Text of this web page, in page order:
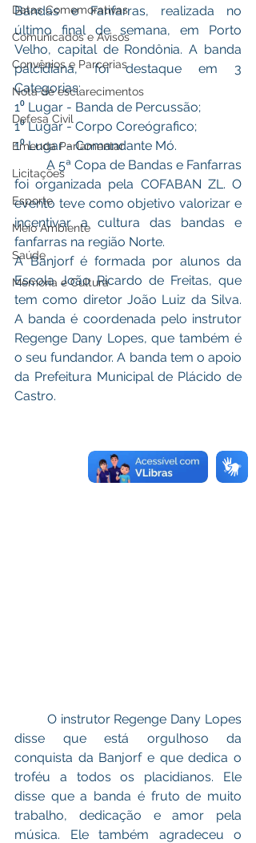
Datas Comemorativas
Comunicados e Avisos
Convênios e Parcerias
Nota de esclarecimentos
Defesa Civil
Emenda Parlamentar
Licitações
Esporte
Meio Ambiente
Saúde
Memória e Cultura
Bandas e Fanfarras, realizada no
último final de semana, em Porto
Velho, capital de Rondônia. A banda
palcidiana, foi destaque em 3
Categorias:
1⁰ Lugar - Banda de Percussão;
1⁰ Lugar - Corpo Coreógrafico;
1⁰ Lugar - Comandante Mó.
	A 5ª Copa de Bandas e Fanfarras
foi organizada pela COFABAN ZL. O
evento teve como objetivo valorizar e
incentivar a cultura das bandas e
fanfarras na região Norte.
A Banjorf é formada por alunos da
Escola João Ricardo de Freitas, que
tem como diretor João Luiz da Silva.
A banda é coordenada pelo instrutor
Regenge Dany Lopes, que também é
o seu fundandor. A banda tem o apoio
da Prefeitura Municipal de Plácido de
Castro.
disse que está orgulhoso da
conquista da Banjorf e que dedica o
troféu a todos os placidianos. Ele
disse que a banda é fruto de muito
trabalho, dedicação e amor pela
música. Ele também agradeceu o